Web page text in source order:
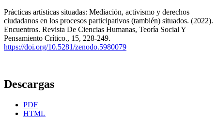
Prácticas artísticas situadas: Mediación, activismo y derechos
ciudadanos en los procesos participativos (también) situados. (2022).
Encuentros. Revista De Ciencias Humanas, Teoría Social Y
Pensamiento Crítico., 15, 228-249.
https://doi.org/10.5281/zenodo.5980079
Descargas
PDF
HTML